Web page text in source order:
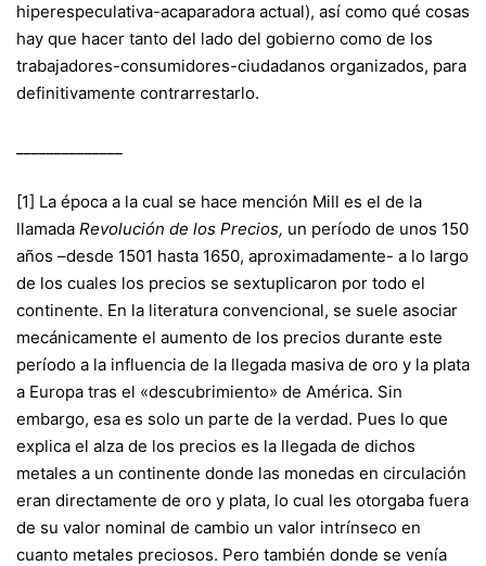
hiperespeculativa-acaparadora actual), así como qué cosas
hay que hacer tanto del lado del gobierno como de los
trabajadores-consumidores-ciudadanos organizados, para
definitivamente contrarrestarlo.
[1] La época a la cual se hace mención Mill es el de la
llamada Revolución de los Precios, un período de unos 150
años –desde 1501 hasta 1650, aproximadamente- a lo largo
de los cuales los precios se sextuplicaron por todo el
continente. En la literatura convencional, se suele asociar
mecánicamente el aumento de los precios durante este
período a la influencia de la llegada masiva de oro y la plata
a Europa tras el «descubrimiento» de América. Sin
embargo, esa es solo un parte de la verdad. Pues lo que
explica el alza de los precios es la llegada de dichos
metales a un continente donde las monedas en circulación
eran directamente de oro y plata, lo cual les otorgaba fuera
de su valor nominal de cambio un valor intrínseco en
cuanto metales preciosos. Pero también donde se venía